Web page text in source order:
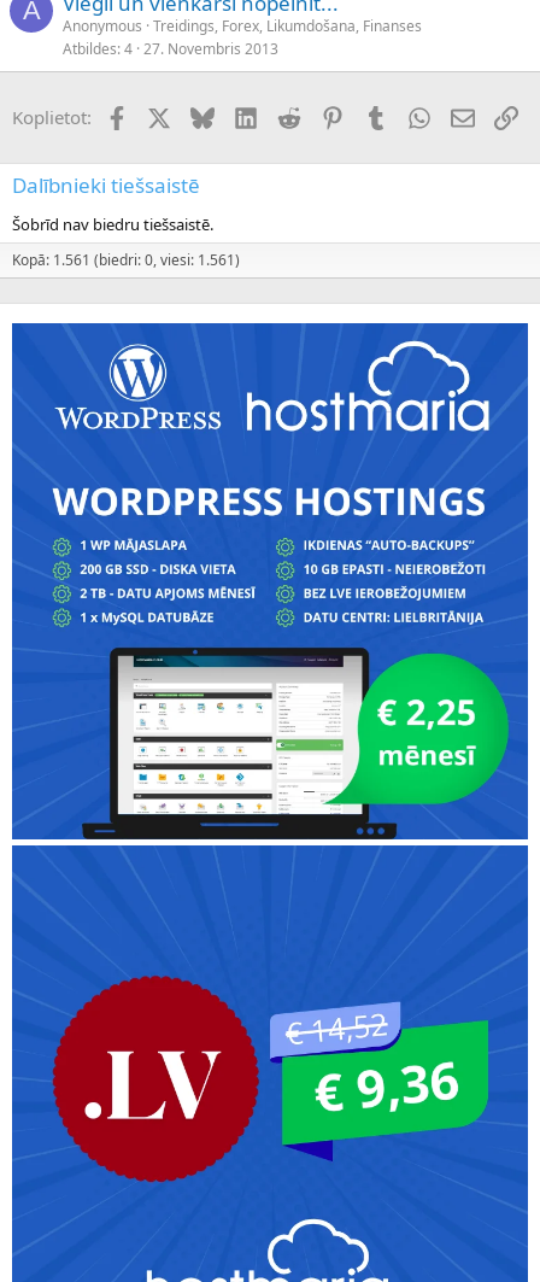
A
Anonymous Treidings, Forex, Likumdošana, Finanses
Atbildes 4 27. Novembris 2013
Koplietot: FacebookX (Twitter)
BlueskyLinkedInReddit PinterestTumblrWhatsApp
E-pasts
Dalībnieki tiešsaistē
Šobrīd nav biedru tiešsaistē.
Kopā: 1.561 (biedri: 0, viesi: 1.561)